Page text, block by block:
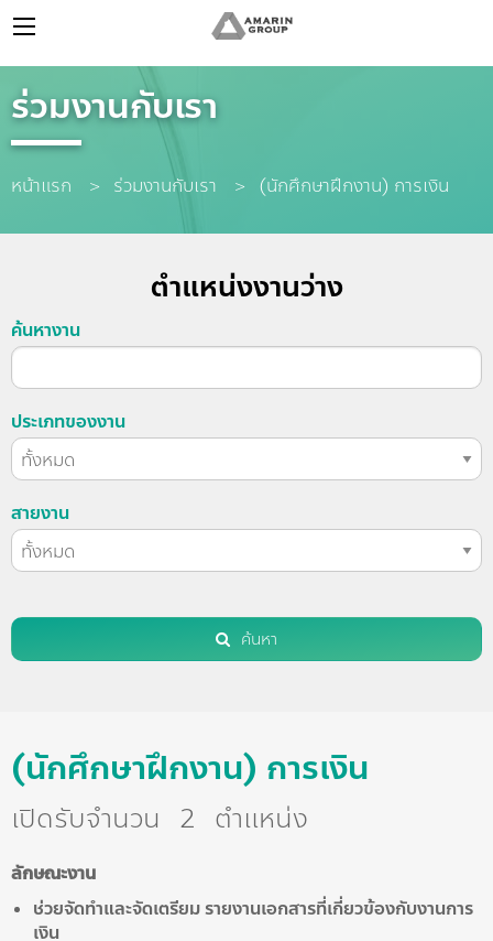
ร่วมงานกับเรา
หน้าแรก ร่วมงานกับเรา Current:
(นักศึกษาฝึกงาน) การเงิน
ตำแหน่งงานว่าง
ค้นหางาน
ประเภทของงาน
สายงาน
ค้นหา
(นักศึกษาฝึกงาน) การเงิน
เปิดรับจำนวน 2 ตำแหน่ง
ลักษณะงาน
ช่วยจัดทำและจัดเตรียม รายงานเอกสารที่เกี่ยวข้องกับงานการ
เงิน